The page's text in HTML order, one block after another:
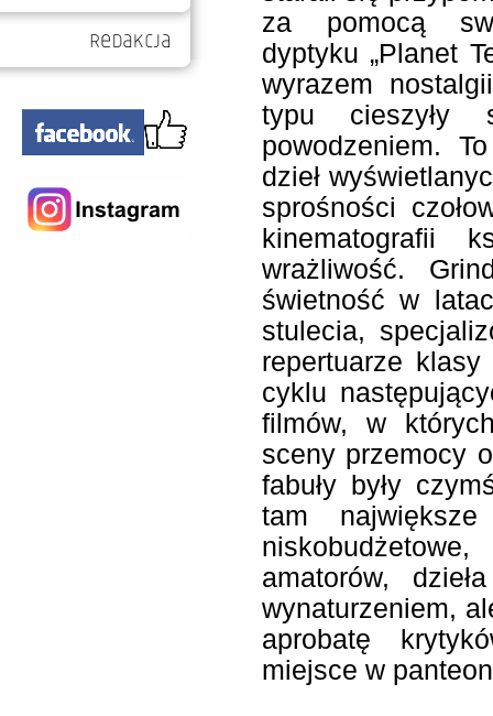
za pomocą
dyptyku „Planet
wyrazem
typu cieszyły
powodzeniem.
dzieł
sprośności
kinematografii
wrażliwość.
świetność w
stulecia,
repertuarze
cyklu
filmów, w
sceny przemocy
fabuły były
tam
amatorów,
wynaturzeniem,
aprobatę
miejsce w